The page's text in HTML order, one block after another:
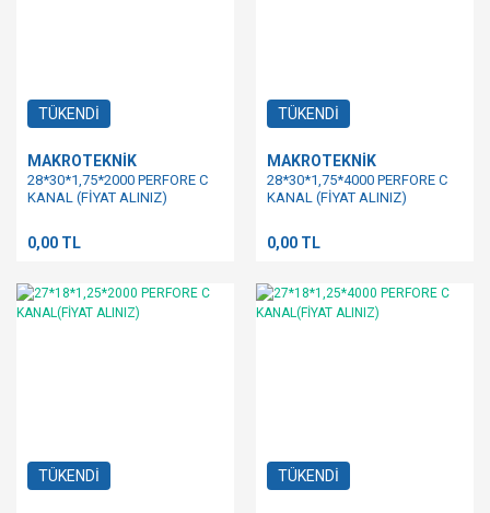
TÜKENDİ
MAKROTEKNİK
28*30*1,75*2000 PERFORE C
KANAL (FİYAT ALINIZ)
0,00 TL
TÜKENDİ
MAKROTEKNİK
28*30*1,75*4000 PERFORE C
KANAL (FİYAT ALINIZ)
0,00 TL
TÜKENDİ TÜKENDİ